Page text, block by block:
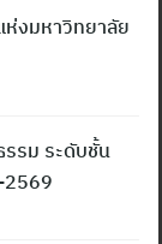
งมหาวิทยาลัย
รม ระดับชั้น
2569